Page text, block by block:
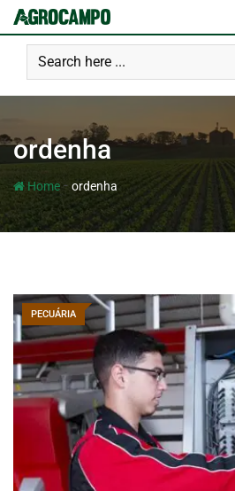
ordenha
Home- ordenha
PECUÁRIA